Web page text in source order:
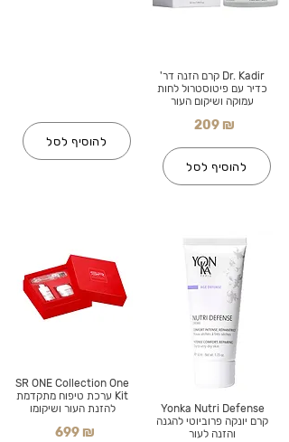
להוסיף לסל
SR ONE Collection One
Kit ערכת טיפוח מתקדמת
להזנת העור ושיקומו
699 ₪
Dr. Kadir קרם הזנה דר'
כדיר עם פיטוסטרול לחות
עמוקה ושיקום העור
209 ₪
להוסיף לסל
Yonka Nutri Defense
קרם יונקה פרוביוטי להגנה
והזנה לעור